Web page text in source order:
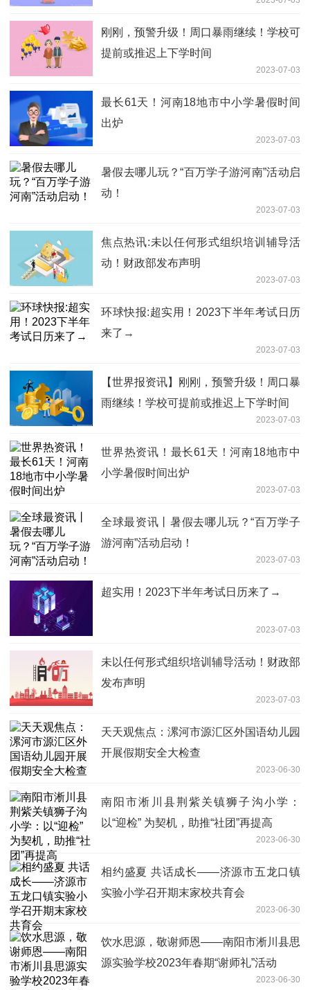
刚刚，预警升级！周口暴雨继续！学校可
提前或推迟上下学时间
2023-07-03
最长61天！河南18地市中小学暑假时间
出炉
2023-07-03
暑假去哪儿玩？“百万学子游河南”活动启
动！
2023-07-03
焦点热讯:未以任何形式组织培训辅导活
动！财政部发布声明
2023-07-03
环球快报:超实用！2023下半年考试日历
来了→
2023-07-03
【世界报资讯】刚刚，预警升级！周口暴
雨继续！学校可提前或推迟上下学时间
2023-07-03
世界热资讯！最长61天！河南18地市中
小学暑假时间出炉
2023-07-03
全球最资讯丨暑假去哪儿玩？“百万学子
游河南”活动启动！
2023-07-03
超实用！2023下半年考试日历来了→
2023-07-03
未以任何形式组织培训辅导活动！财政部
发布声明
2023-07-03
天天观焦点：漯河市源汇区外国语幼儿园
开展假期安全大检查
2023-06-30
南阳市淅川县荆紫关镇狮子沟小学：
以“迎检” 为契机，助推“社团”再提高
2023-06-30
相约盛夏 共话成长——济源市五龙口镇
实验小学召开期末家校共育会
2023-06-30
饮水思源，敬谢师恩——南阳市淅川县思
源实验学校2023年春期“谢师礼”活动
2023-06-30